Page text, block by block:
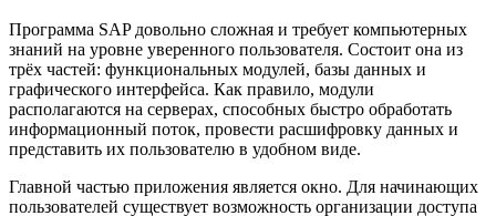
Программа SAP довольно сложная и требует компьютерных
знаний на уровне уверенного пользователя. Состоит она из
трёх частей: функциональных модулей, базы данных и
графического интерфейса. Как правило, модули
располагаются на серверах, способных быстро обработать
информационный поток, провести расшифровку данных и
представить их пользователю в удобном виде.
Главной частью приложения является окно. Для начинающих
пользователей существует возможность организации доступа